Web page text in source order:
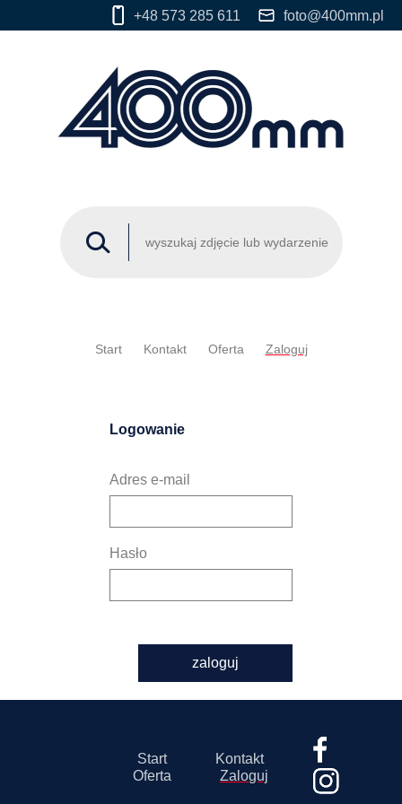
+48 573 285 611 foto@400mm.pl
Start Kontakt Oferta Zaloguj
Logowanie
Adres e-mail
Hasło
zaloguj
Start
Kontakt
Oferta
Zaloguj